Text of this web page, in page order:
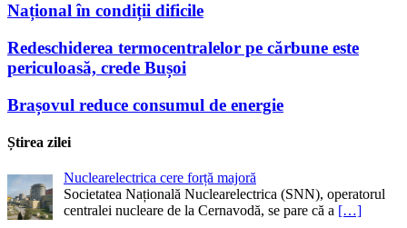
Național în condiții dificile
Redeschiderea termocentralelor pe cărbune este
periculoasă, crede Bușoi
Brașovul reduce consumul de energie
Știrea zilei
Nuclearelectrica cere forță majoră
Societatea Națională Nuclearelectrica (SNN), operatorul
centralei nucleare de la Cernavodă, se pare că a […]